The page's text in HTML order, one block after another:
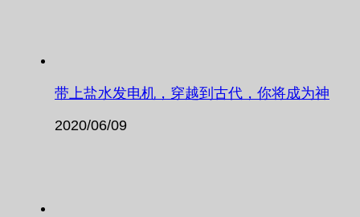
带上盐水发电机，穿越到古代，你将成为神
2020/06/09